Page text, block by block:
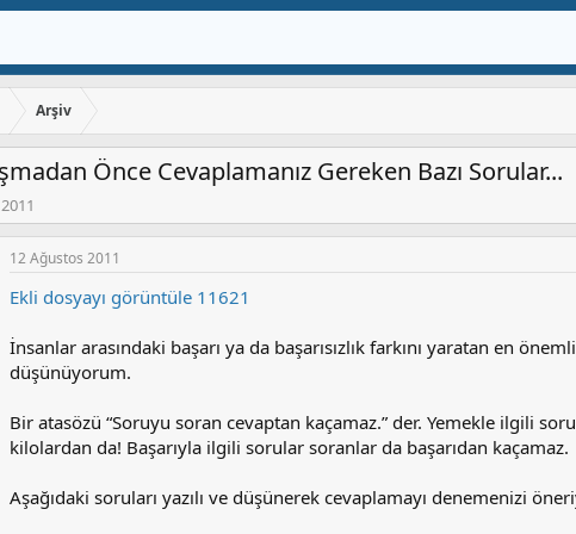
Arşiv
Önce Cevaplamanız Gereken Bazı Sorular...
12 Ağustos 2011
Ekli dosyayı görüntüle 11621
İnsanlar arasındaki başarı ya da başarısızlık farkını yaratan en
düşünüyorum.
Bir atasözü “Soruyu soran cevaptan kaçamaz.” der. Yemekle ilgili
kilolardan da! Başarıyla ilgili sorular soranlar da başarıdan kaçamaz.
Aşağıdaki soruları yazılı ve düşünerek cevaplamayı denemenizi